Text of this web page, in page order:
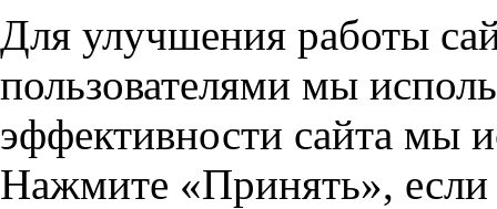
Для улучшения работы
пользователями мы
эффективности сайта мы
Нажмите «Принять», если